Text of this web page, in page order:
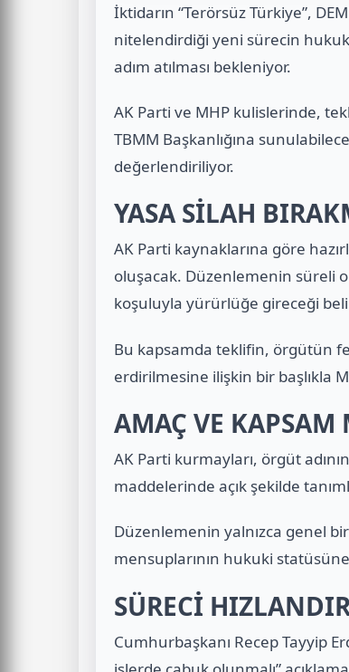
İktidarın “Terörsüz Türkiye”,
nitelendirdiği yeni sürecin
adım atılması bekleniyor.
AK Parti ve MHP kulislerinde,
TBMM Başkanlığına
değerlendiriliyor.
YASA SİLAH
AK Parti kaynaklarına göre
oluşacak. Düzenlemenin süreli
koşuluyla yürürlüğe gireceği
Bu kapsamda teklifin, örgütün
erdirilmesine ilişkin bir başlıkla
AMAÇ VE
AK Parti kurmayları, örgüt
maddelerinde açık şekilde
Düzenlemenin yalnızca genel
mensuplarının hukuki
SÜRECİ
Cumhurbaşkanı Recep Tayyip